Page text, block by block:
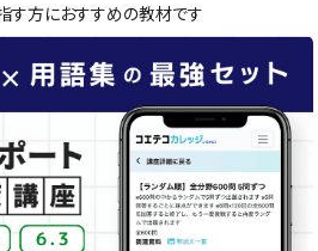
す方におすすめの教材です